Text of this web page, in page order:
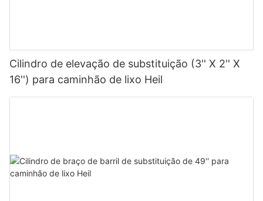
Cilindro de elevação de substituição (3'' X 2'' X
16'') para caminhão de lixo Heil